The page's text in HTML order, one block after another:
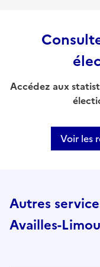
Accédez aux
Voir les
Autres
Availles-